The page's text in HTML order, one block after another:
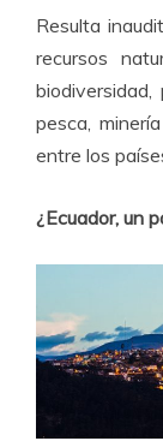
Resulta
recursos
biodiversidad,
pesca,
entre los
¿Ecuador, un